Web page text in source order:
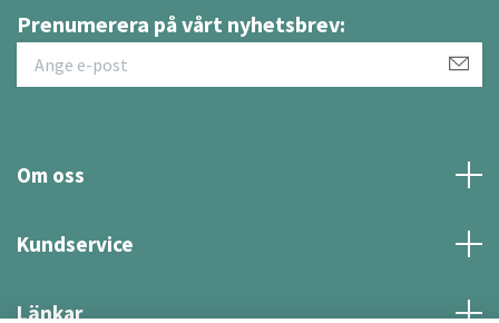
Prenumerera på vårt nyhetsbrev:
Om oss
Kundservice
Länkar